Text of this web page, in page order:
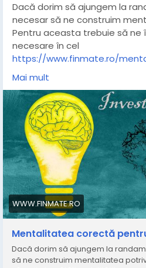
Dacă dorim să ajungem la
necesar să ne construim
Pentru aceasta trebuie să
necesare în cel
https://www.finmate.ro/
pentru-investitii/
Mai mult
WWW.FINMATE.RO
Mentalitatea corectă
Dacă dorim să ajungem la
să ne construim mentalitatea